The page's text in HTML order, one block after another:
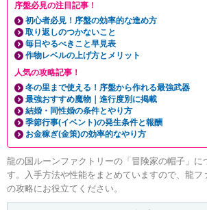
序盤必見の注目記事！
初心者必見！序盤の効率的な進め方
取り返しのつかないこと
毎日やるべきこと早見表
作物レベルの上げ方とメリット
人気の攻略記事！
冬の里まで使える！序盤から作れる最強武器
最強おすすめ魔物｜進行度別に掲載
結婚・同性婚の条件とやり方
季節行事(イベント)の発生条件と報酬
お金稼ぎ(金策)の効率的なやり方
龍の国ルーンファクトリーの「冒険家の帽子」に
す。入手方法や性能をまとめていますので、龍フ
の攻略にお役立てください。